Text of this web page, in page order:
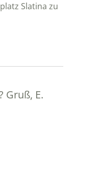
Slatina zu
Gruß, E.